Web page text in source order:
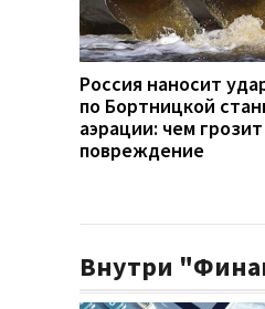
Россия наносит
по Бортницкой
аэрации: чем грозит
повреждение
Внутри